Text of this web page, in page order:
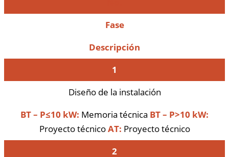
Fase
Descripción
1
Diseño de la instalación
BT – P≤10 kW: Memoria técnica BT – P>10 kW:
Proyecto técnicoAT: Proyecto técnico
2